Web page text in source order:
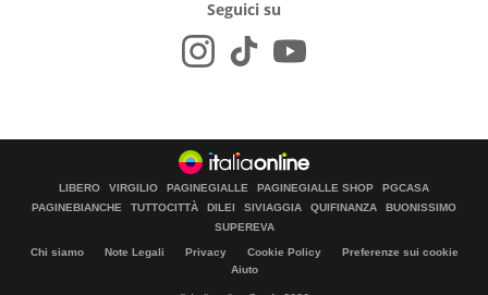
Seguici su
LIBERO VIRGILIO PAGINEGIALLE PAGINEGIALLE SHOP
PGCASA
PAGINEBIANCHE
TUTTOCITTÀ DILEI SIVIAGGIA QUIFINANZA
BUONISSIMO
SUPEREVA
Chi siamo Note Legali Privacy Cookie Policy
Preferenze sui cookie
Aiuto